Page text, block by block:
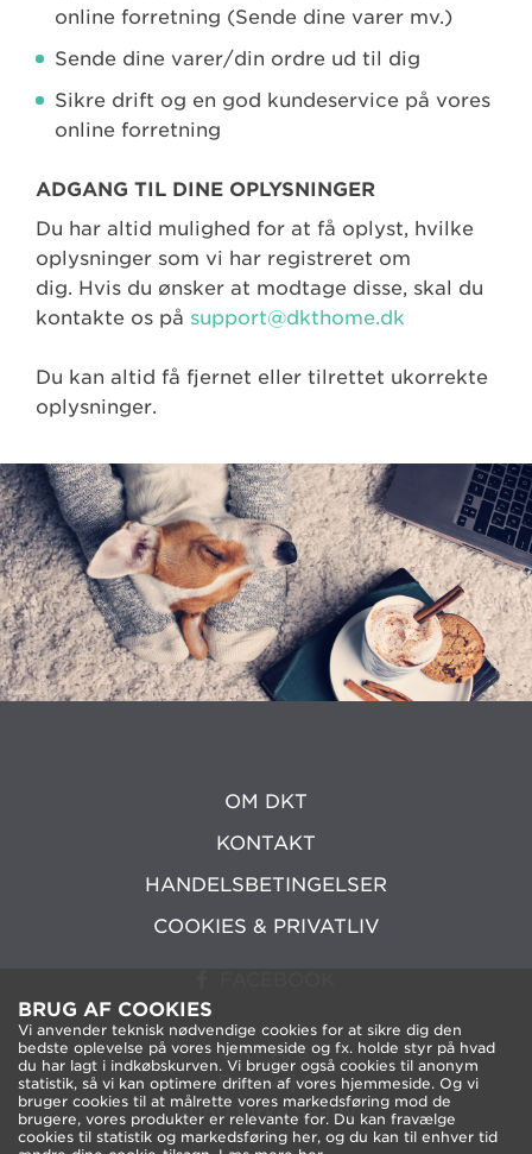
online forretning (Sende dine varer mv.)
Sende dine varer/din ordre ud til dig
Sikre drift og en god kundeservice på vores
online forretning
ADGANG TIL DINE OPLYSNINGER
Du har altid mulighed for at få oplyst, hvilke
oplysninger som vi har registreret om
dig. Hvis du ønsker at modtage disse, skal du
kontakte os på support@dkthome.dk
Du kan altid få fjernet eller tilrettet ukorrekte
oplysninger.
OM DKT
KONTAKT
HANDELSBETINGELSER
COOKIES & PRIVATLIV
DKT A/S
Fanøvej 6
4060 Kirke Saaby
BRUG AF COOKIES
Vi anvender teknisk nødvendige cookies for at sikre dig den
bedste oplevelse på vores hjemmeside og fx. holde styr på hvad
du har lagt i indkøbskurven. Vi bruger også cookies til anonym
statistik, så vi kan optimere driften af vores hjemmeside. Og vi
bruger cookies til at målrette vores markedsføring mod de
brugere, vores produkter er relevante for. Du kan fravælge
cookies til statistik og markedsføring her, og du kan til enhver tid